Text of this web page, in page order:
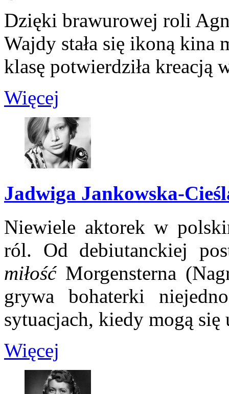
Dzięki brawurowej roli
Wajdy stała się ikoną
klasę potwierdziła kreacją
Więcej
Jadwiga Jankowska-
Niewiele aktorek w
ról. Od debiutanckiej
miłośćMorgensterna
grywa bohaterki
sytuacjach, kiedy mogą
Więcej